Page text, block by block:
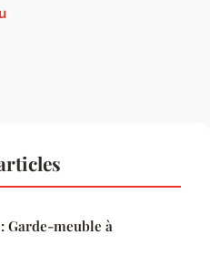
Garde-meuble à